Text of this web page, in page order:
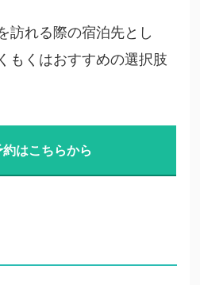
訪れる際の宿泊先とし
くはおすすめの選択肢
はこちらから